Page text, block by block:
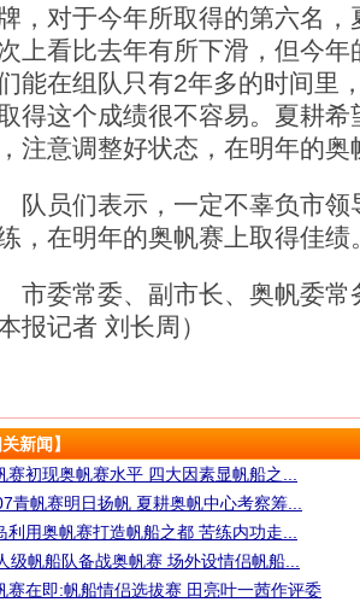
，对于今年所取得的第六名
上看比去年有所下滑，但今
能在组队只有2年多的时间里
得这个成绩很不容易。夏耕
注意调整好状态，在明年的
员们表示，一定不辜负市领
，在明年的奥帆赛上取得佳绩
委常委、副市长、奥帆委常
本报记者 刘长周）
关新闻】
赛初现奥帆赛水平 四大因素显帆船之...
青帆赛明日扬帆 夏耕奥帆中心考察筹...
利用奥帆赛打造帆船之都 苦练内功走...
级帆船队备战奥帆赛 场外设情侣帆船...
赛在即:帆船情侣选拔赛 田亮叶一茜作评委